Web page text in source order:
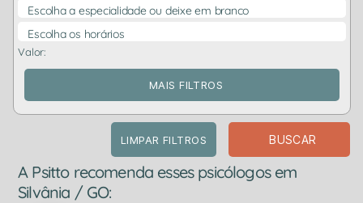
Escolha a especialidade ou deixe em branco
Escolha os horários
Valor:
MAIS FILTROS
LIMPAR FILTROS BUSCAR
A Psitto recomenda esses psicólogos em
Silvânia / GO: